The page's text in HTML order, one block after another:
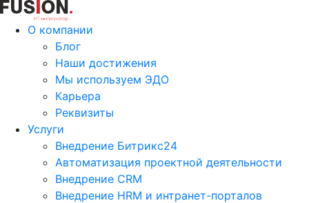
О компании
Блог
Наши достижения
Мы используем ЭДО
Карьера
Реквизиты
Услуги
Внедрение Битрикс24
Автоматизация проектной деятельности
Внедрение CRM
Внедрение HRM и интранет-порталов